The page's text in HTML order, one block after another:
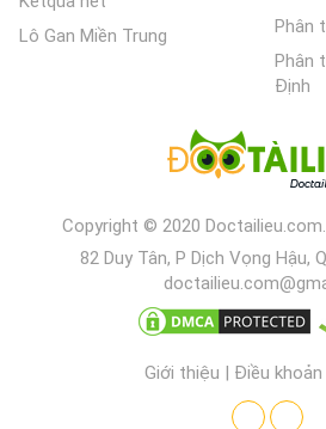
Lô Gan Miền Trung
Phân
Phân
Định
Copyright © 2020
82 Duy Tân, P Dịch Vọng Hậu,
Giới thiệu | Điều